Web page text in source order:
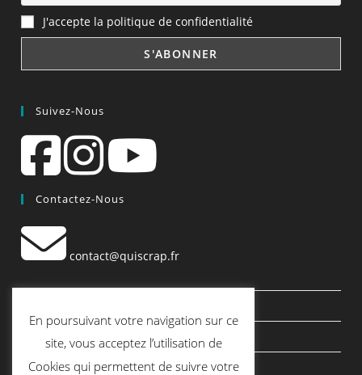
J'accepte la politique de confidentialité
Suivez-Nous
Contactez-Nous
contact@quiscrap.fr
Le Blog
Conditions générales de vente
En poursuivant votre navigation sur ce
site, vous acceptez l’utilisation de
Cookies qui permettent de suivre votre